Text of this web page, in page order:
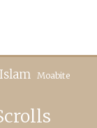
Islam Moabite